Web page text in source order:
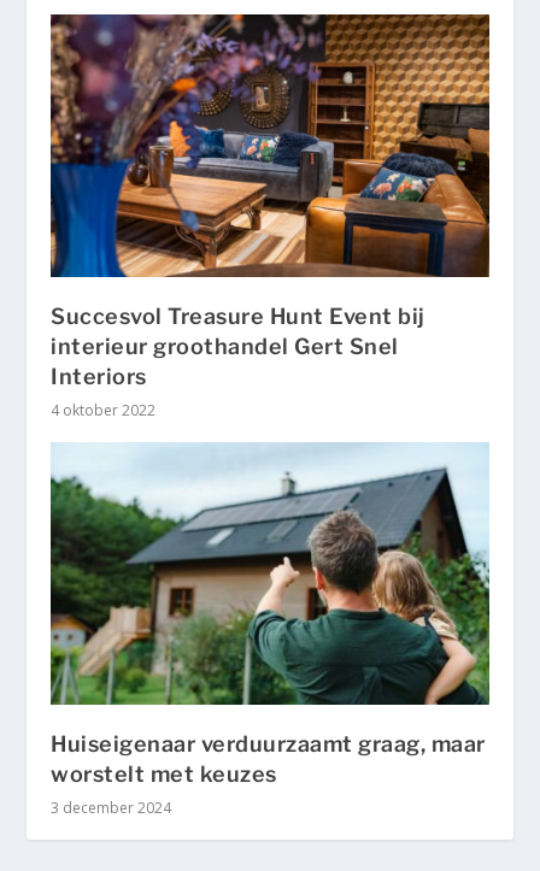
Succesvol Treasure Hunt Event bij
interieur groothandel Gert Snel
Interiors
4 oktober 2022
Huiseigenaar verduurzaamt graag, maar
worstelt met keuzes
3 december 2024